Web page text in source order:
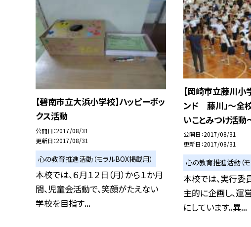
【碧南市立大浜小学校】ハッピーボッ
クス活動
公開日 2017/08/31
更新日 2017/08/31
心の教育推進活動（モラルBOX掲載用）
本校では、６月１２日（月）から１か月
間、児童会活動で、笑顔がたえない
学校を目指す...
【岡崎市立藤川小
ンド 藤川」〜全
いことみつけ活動
公開日 2017/08/31
更新日 2017/08/31
心の教育推進活動（
本校では、実行委
主的に企画し、運
にしています。異...